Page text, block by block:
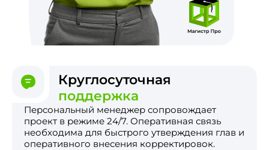
Круглосуточная
поддержка
Персональный менеджер сопровождает
проект в режиме 24/7. Оперативная связь
необходима для быстрого утверждения глав и
оперативного внесения корректировок.